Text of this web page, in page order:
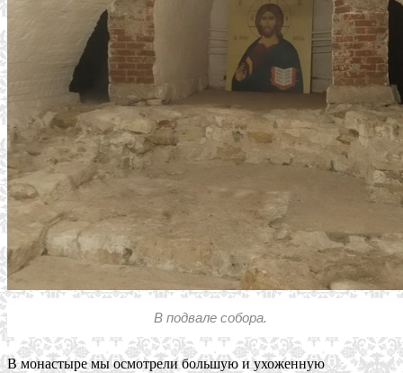
В подвале собора.
В монастыре мы осмотрели большую и ухоженную